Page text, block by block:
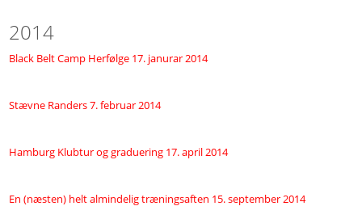
2014
Black Belt Camp Herfølge 17. janurar 2014
Stævne Randers 7. februar 2014
Hamburg Klubtur og graduering 17. april 2014
En (næsten) helt almindelig træningsaften 15. september 2014